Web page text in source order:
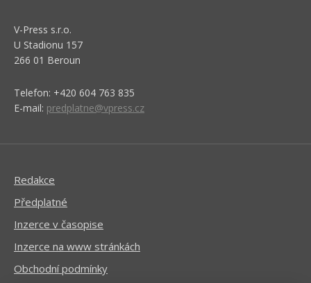
V-Press s.r.o.
U Stadionu 157
266 01 Beroun
Telefon: +420 604 763 835
E-mail: predplatne@vpress.cz
Redakce
Předplatné
Inzerce v časopise
Inzerce na www stránkách
Obchodní podmínky